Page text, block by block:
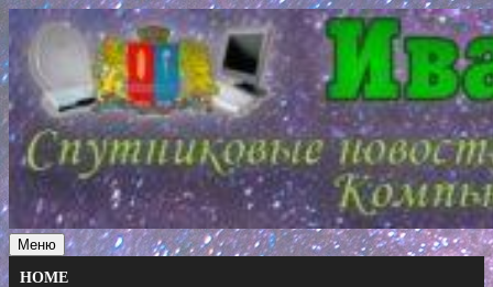
Перейти
к
содержимому
Меню
HOME